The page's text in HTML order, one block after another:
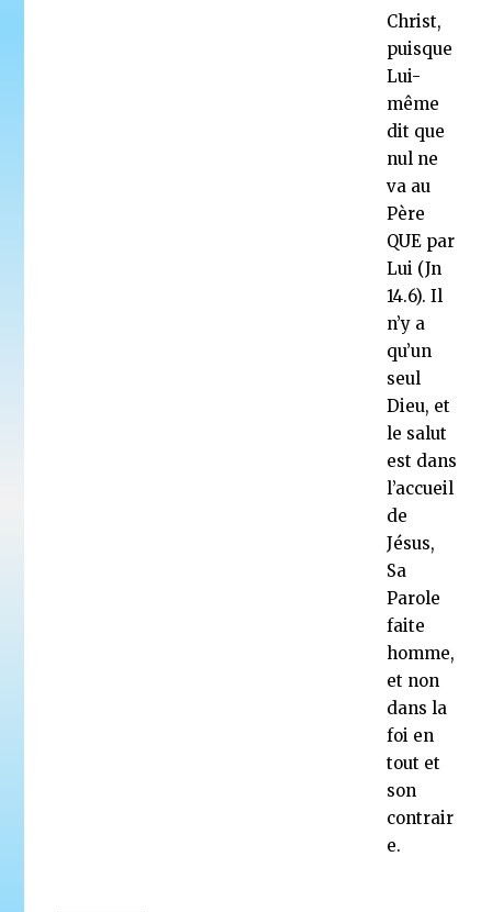
Christ,
puisque
Lui-
même
dit que
nul ne
va au
Père
QUE par
Lui (Jn
14.6). Il
n’y a
qu’un
seul
Dieu, et
le salut
est dans
l’accueil
de
Jésus,
Sa
Parole
faite
homme,
et non
dans la
foi en
tout et
son
contrair
e.